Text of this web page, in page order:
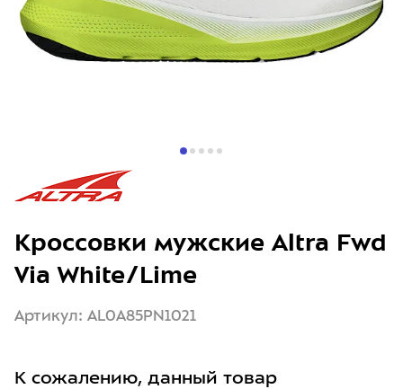
Кроссовки мужские Altra Fwd
Via White/Lime
Артикул: AL0A85PN1021
К сожалению, данный товар